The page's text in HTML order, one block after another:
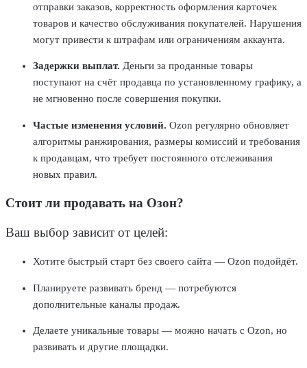
отправки заказов, корректность оформления карточек
товаров и качество обслуживания покупателей. Нарушения
могут привести к штрафам или ограничениям аккаунта.
Задержки выплат. Деньги за проданные товары
поступают на счёт продавца по установленному графику, а
не мгновенно после совершения покупки.
Частые изменения условий. Ozon регулярно обновляет
алгоритмы ранжирования, размеры комиссий и требования
к продавцам, что требует постоянного отслеживания
новых правил.
Стоит ли продавать на Озон?
Ваш выбор зависит от целей:
Хотите быстрый старт без своего сайта — Ozon подойдёт.
Планируете развивать бренд — потребуются
дополнительные каналы продаж.
Делаете уникальные товары — можно начать с Ozon, но
развивать и другие площадки.